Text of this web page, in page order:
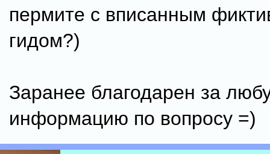
пермите с вписанным
гидом?)
Заранее благодарен за
информацию по вопросу =)